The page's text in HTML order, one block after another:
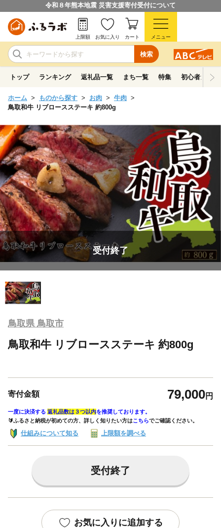
令和８年熊本地震 災害支援寄付受付について
検索
上限額 お気に入り カート メニュー
トップ ランキング 返礼品一覧 まち一覧 特集 初心者ガイド
ホーム ものから探す お肉
牛肉
鳥取和牛 リブロースステーキ 約800g
受付終了
鳥取県 鳥取市
鳥取和牛 リブロースステーキ 約800g
寄付金額 79,000円
一度に決済する 返礼品数は３つ以内を推奨しております。
🔰ふるさと納税が初めての方、詳しく知りたい方はこちらでご確認ください。
仕組みについて知る 上限額を調べる
受付終了
お気に入りに追加する